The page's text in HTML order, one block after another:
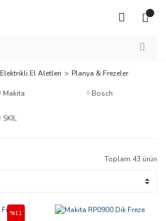
Elektrikli El Aletleri Planya & Frezeler
Makita Bosch
SKIL
Toplam 43 ürün
%11